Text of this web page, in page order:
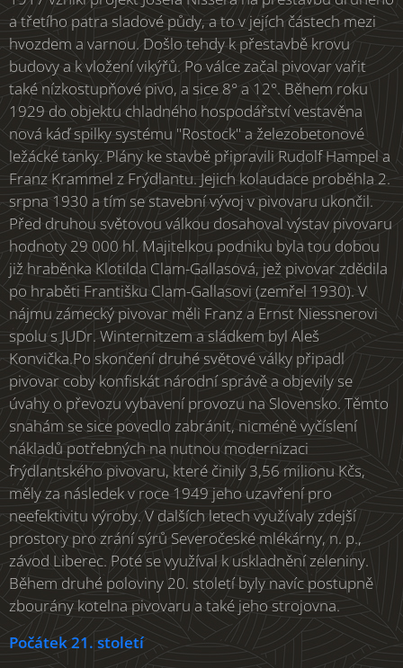
a třetího patra sladové půdy, a to v jejích částech mezi
hvozdem a varnou. Došlo tehdy k přestavbě krovu
budovy a k vložení vikýřů. Po válce začal pivovar vařit
také nízkostupňové pivo, a sice 8° a 12°. Během roku
1929 do objektu chladného hospodářství vestavěna
nová káď spilky systému "Rostock" a železobetonové
ležácké tanky. Plány ke stavbě připravili Rudolf Hampel a
Franz Krammel z Frýdlantu. Jejich kolaudace proběhla 2.
srpna 1930 a tím se stavební vývoj v pivovaru ukončil.
Před druhou světovou válkou dosahoval výstav pivovaru
hodnoty 29 000 hl. Majitelkou podniku byla tou dobou
již hraběnka Klotilda Clam-Gallasová, jež pivovar zdědila
po hraběti Františku Clam-Gallasovi (zemřel 1930). V
nájmu zámecký pivovar měli Franz a Ernst Niessnerovi
spolu s JUDr. Winternitzem a sládkem byl Aleš
Konvička.Po skončení druhé světové války připadl
pivovar coby konfiskát národní správě a objevily se
úvahy o převozu vybavení provozu na Slovensko. Těmto
snahám se sice povedlo zabránit, nicméně vyčíslení
nákladů potřebných na nutnou modernizaci
frýdlantského pivovaru, které činily 3,56 milionu Kčs,
měly za následek v roce 1949 jeho uzavření pro
neefektivitu výroby. V dalších letech využívaly zdejší
prostory pro zrání sýrů Severočeské mlékárny, n. p.,
závod Liberec. Poté se využíval k uskladnění zeleniny.
Během druhé poloviny 20. století byly navíc postupně
zbourány kotelna pivovaru a také jeho strojovna.
Počátek 21. století